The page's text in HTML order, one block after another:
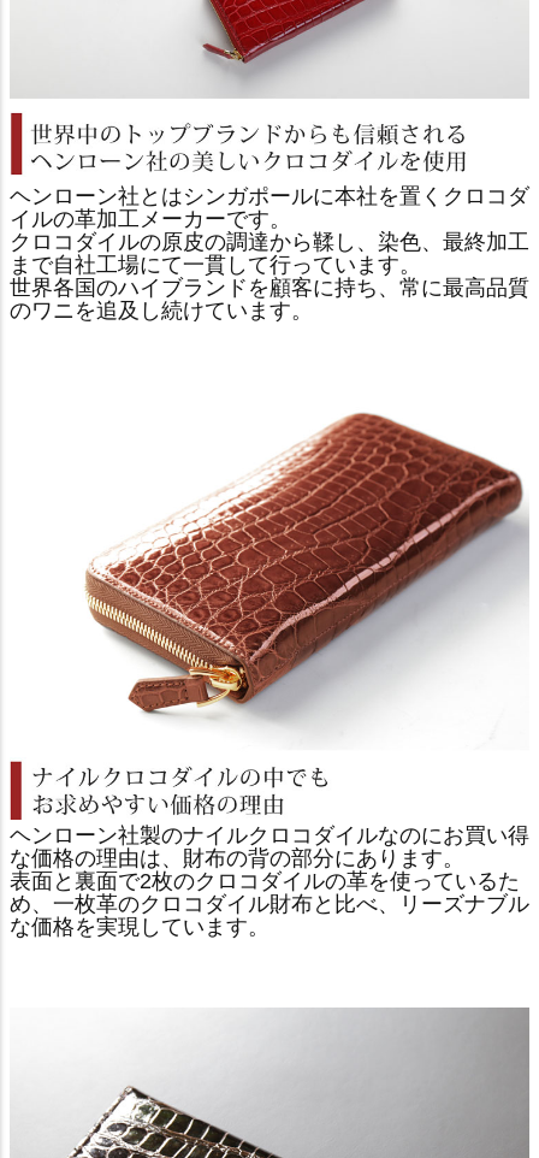
ヘンローン社とはシンガポールに本社を置くクロコダ
イルの革加工メーカーです。
クロコダイルの原皮の調達から鞣し、染色、最終加工
まで自社工場にて一貫して行っています。
世界各国のハイブランドを顧客に持ち、常に最高品質
のワニを追及し続けています。
ヘンローン社製のナイルクロコダイルなのにお買い得
な価格の理由は、財布の背の部分にあります。
表面と裏面で2枚のクロコダイルの革を使っているた
め、一枚革のクロコダイル財布と比べ、リーズナブル
な価格を実現しています。